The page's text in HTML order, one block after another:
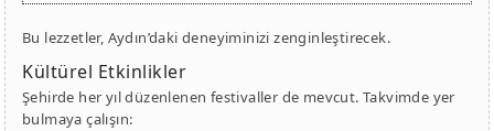
Bu lezzetler, Aydın’daki deneyiminizi zenginleştirecek.
Kültürel Etkinlikler
Şehirde her yıl düzenlenen festivaller de mevcut. Takvimde yer
bulmaya çalışın: